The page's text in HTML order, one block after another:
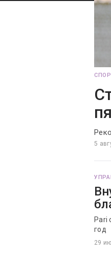
5
Pari
год
29